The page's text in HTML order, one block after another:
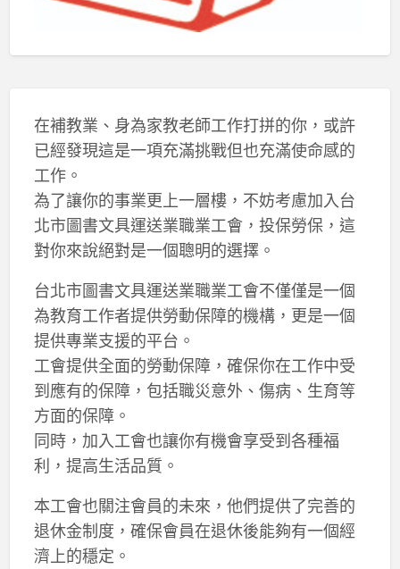
在補教業、身為家教老師工作打拼的你，或許
已經發現這是一項充滿挑戰但也充滿使命感的
工作。
為了讓你的事業更上一層樓，不妨考慮加入台
北市圖書文具運送業職業工會，投保勞保，這
對你來說絕對是一個聰明的選擇。
台北市圖書文具運送業職業工會不僅僅是一個
為教育工作者提供勞動保障的機構，更是一個
提供專業支援的平台。
工會提供全面的勞動保障，確保你在工作中受
到應有的保障，包括職災意外、傷病、生育等
方面的保障。
同時，加入工會也讓你有機會享受到各種福
利，提高生活品質。
本工會也關注會員的未來，他們提供了完善的
退休金制度，確保會員在退休後能夠有一個經
濟上的穩定。